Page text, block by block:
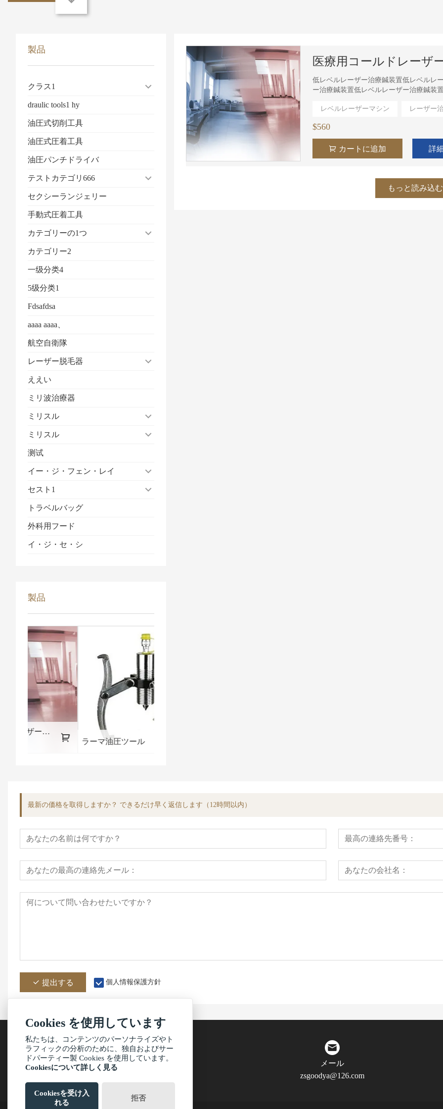
製品
クラス1
draulic tools1 hy
油圧式切削工具
油圧式圧着工具
油圧パンチドライバ
テストカテゴリ666
セクシーランジェリー
手動式圧着工具
カテゴリーの1つ
カテゴリー2
一级分类4
5级分类1
Fdsafdsa
aaaa aaaa、
航空自衛隊
レーザー脱毛器
ええい
ミリ波治療器
ミリスル
ミリスル
测试
イー・ジ・フェン・レイ
セスト1
トラベルバッグ
外科用フード
イ・ジ・セ・シ
製品
ラーマ油圧ツール
医療用コールドレーザ
低レベルレーザー治療鍼装置低レベルレ
ー治療鍼装置低レベルレーザー治療鍼装
これは新しいコンテンツです。
今すぐ削除してください
私はいつもあなたを愛しています
レベルレーザーマシン レーザー
$560
カートに追加 詳
もっと読み込む
最新の価格を取得しますか？ できるだけ早く返信します（12時間以内）
提出する 個人情報保護方針
アドレス
メール
zsgoodya@126.com
Cookies を使用しています
私たちは、コンテンツのパーソナライズやト
ラフィックの分析のために、独自およびサー
ドパーティー製 Cookies を使用しています。
Cookiesについて詳しく見る
Cookiesを受け入
れる
拒否